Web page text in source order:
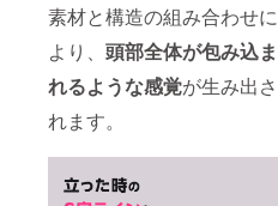
素材と構造の組み合わせに
より、 頭部全体が包み込ま
れるような感覚が生み出さ
れます。